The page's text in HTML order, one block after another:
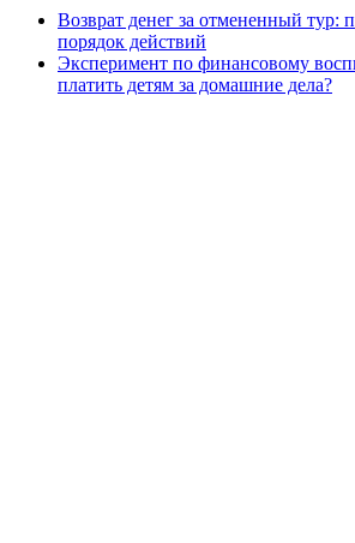
Возврат денег за отмененный тур:
порядок действий
Эксперимент по финансовому
платить детям за домашние дела?